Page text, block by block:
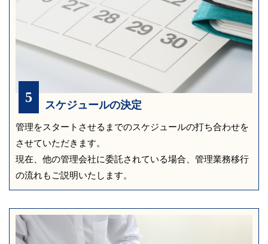
5 スケジュールの決定
管理をスタートさせるまでのスケジュールの打ち合わせを
させていただきます。
現在、他の管理会社に委託されている場合、管理業務移行
の流れもご説明いたします。